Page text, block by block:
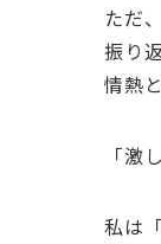
ただ
振り
情熱
「激
私は